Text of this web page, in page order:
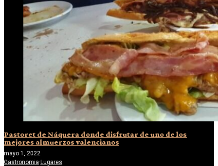
Pastoret de Náquera donde disfrutar de uno de los
mejores almuerzos valencianos
mayo 1, 2022
Gastronomia·Lugares